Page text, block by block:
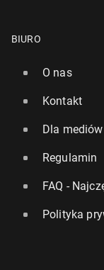
BIURO
O nas
Kontakt
Dla mediów
Regulamin
FAQ -
Polityka